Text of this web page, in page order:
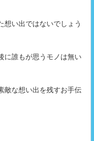
想い出ではないでしょう
に誰もが思うモノは無い
敵な想い出を残すお手伝